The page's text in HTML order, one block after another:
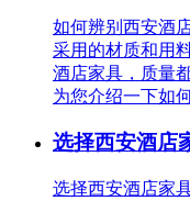
如何辨别西安酒
采用的材质和用
酒店家具，质量
为您介绍一下如
选择西安酒店
选择西安酒店家